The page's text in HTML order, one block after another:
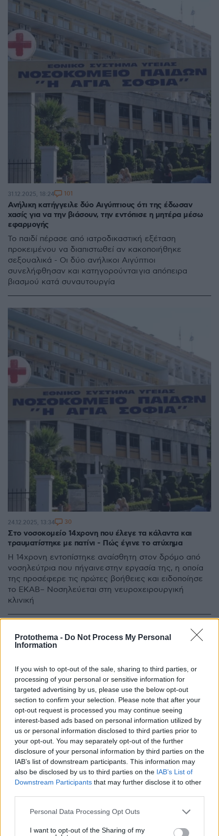
Protothema - Do Not Process My Personal
Information
If you wish to opt-out of the sale, sharing to third parties, or
processing of your personal or sensitive information for
targeted advertising by us, please use the below opt-out
section to confirm your selection. Please note that after your
opt-out request is processed you may continue seeing
interest-based ads based on personal information utilized by
us or personal information disclosed to third parties prior to
your opt-out. You may separately opt-out of the further
disclosure of your personal information by third parties on the
IAB’s list of downstream participants. This information may
also be disclosed by us to third parties on the IAB’s List of
Downstream Participants that may further disclose it to other
Please note that this website/app uses one or more Google
not limited to your visit or usage behaviour. You may click to
Personal Data Processing Opt Outs
I want to opt-out of the Sharing of my
Ανήλικη κατήγγειλε δύο Αιγύπτιους ότι της έδωσαν
χασίς για να την βιάσουν, την εντόπισε η μητέρα μέσω
εφαρμογής
Το παιδί πέρασε από ιατροδικαστική εξέταση
προκειμένου να διαπιστωθεί αν κακοποιήθηκε
σεξουαλικά - Οι δύο ανήλικοι Αιγύπτιοι
συνελήφθησαν και κατηγορούνται για απόπειρα
βιασμού κατά συναυτουργία
31.12.2025, 18:24 101
Στο νοσοκομείο 14χρονη που έλεγε τα κάλαντα και
τραυματίστηκε με πατίνι - Πώς έγινε το ατύχημα
Η 14χρονη εντοπίστηκε αναίσθητη στον δρόμο από
νοσηλεύτρια που πήγαινε στην εργασία της, η οποία
της προσέφερε τις πρώτες βοήθειες και ειδοποίησε
το ΕΚΑΒ– Νοσηλεύεται στη νευροχειρουργική
κλινική
24.12.2025, 13:34 30